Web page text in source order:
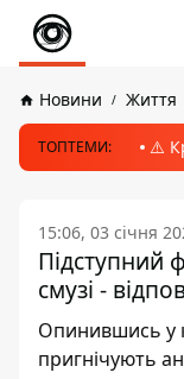
Новини Життя
ТОПТЕМИ: ⚠️
15:06, 03 січня
Підступний
смузі -
Опинившись у
пригнічують